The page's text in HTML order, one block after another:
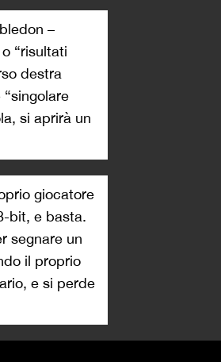
–
“risultati
destra
si aprirà un
giocatore
bit, e basta.
segnare un
il proprio
e si perde